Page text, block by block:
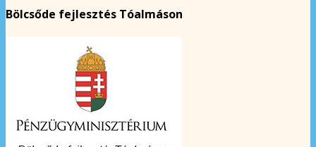
Bölcsőde fejlesztés Tóalmáson